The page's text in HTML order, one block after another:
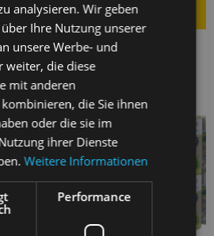
analysieren. Wir geben
Ihre Nutzung unserer
unsere Werbe- und
weiter, die diese
mit anderen
die Sie ihnen
oder die sie im
ihrer Dienste
Weitere Informationen
Performance